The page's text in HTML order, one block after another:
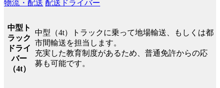
物流・配送 配送ドライバー
中型ト
ラック
ドライ
バー
（4t）
中型（4t）トラックに乗って地場輸送、もしくは都
市間輸送を担当します。
充実した教育制度があるため、普通免許からの応
募も可能です。